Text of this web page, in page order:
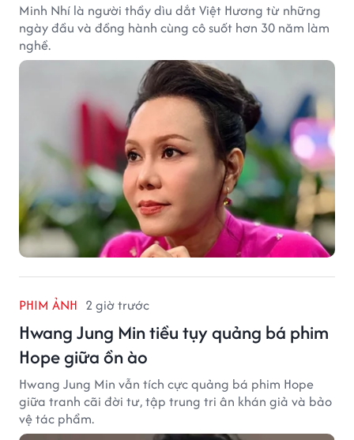
Minh Nhí là người thầy dìu dắt Việt Hương từ những
ngày đầu và đồng hành cùng cô suốt hơn 30 năm làm
nghề.
PHIM ẢNH 2 giờ trước
Hwang Jung Min tiều tụy quảng bá phim
Hope giữa ồn ào
Hwang Jung Min vẫn tích cực quảng bá phim Hope
giữa tranh cãi đời tư, tập trung tri ân khán giả và bảo
vệ tác phẩm.